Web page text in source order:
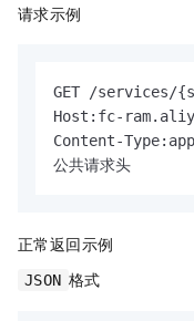
请求示例
GET /services/
Host:fc-
Content-
公共请求头
正常返回示例
JSON 格式